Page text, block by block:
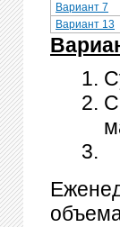
Вариант 7
Вариант 13